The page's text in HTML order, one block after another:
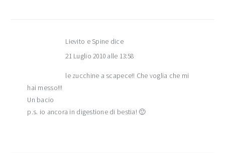
Lievito e Spine dice
21 Luglio 2010 alle 13:58
le zucchine a scapece!! Che voglia che mi
hai messo!!!
Un bacio
p.s. io ancora in digestione di bestia! 🙂